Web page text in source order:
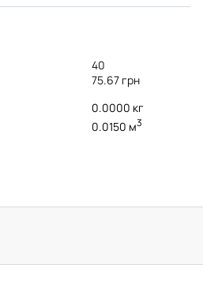
40
75.67 грн
0.0000 кг
0.0150 м3